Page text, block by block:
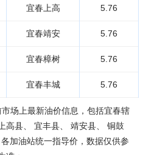
宜春上高 5.76
宜春靖安 5.76
宜春樟树 5.76
宜春丰城 5.76
场上最新油价信息，包括宜春辖
高县、 宜丰县、 靖安县、 铜鼓
加油站统一指导价，数据仅供参